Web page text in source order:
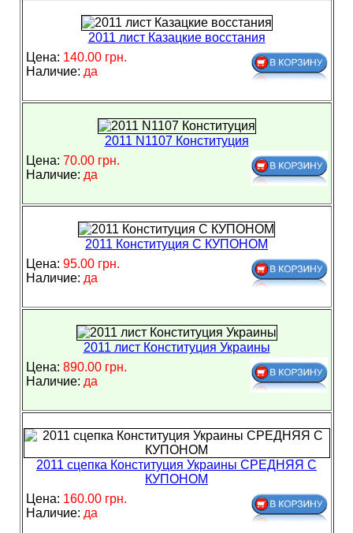
2011 лист Казацкие восстания
Цена: 140.00 грн.
Наличие: да
2011 N1107 Конституция
Цена: 70.00 грн.
Наличие: да
2011 Конституция С КУПОНОМ
Цена: 95.00 грн.
Наличие: да
2011 лист Конституция Украины
Цена: 890.00 грн.
Наличие: да
2011 сцепка Конституция Украины СРЕДНЯЯ С
КУПОНОМ
Цена: 160.00 грн.
Наличие: да